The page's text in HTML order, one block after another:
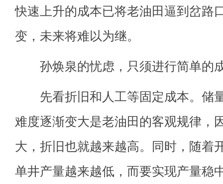
快速上升的成本已将老油田逼到岔路
变，未来将难以为继。
孙焕泉的忧虑，只须进行简单的
先看折旧和人工等固定成本。储
难度逐渐变大是老油田的客观规律，
大，折旧也就越来越高。同时，随着
单井产量越来越低，而要实现产量稳